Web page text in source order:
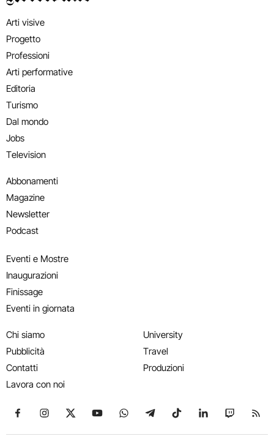
Arti visive
Progetto
Professioni
Arti performative
Editoria
Turismo
Dal mondo
Jobs
Television
Abbonamenti
Magazine
Newsletter
Podcast
Eventi e Mostre
Inaugurazioni
Finissage
Eventi in giornata
Chi siamo
Pubblicità
Contatti
Lavora con noi
University
Travel
Produzioni
Seguici su Facebook
Seguici su Instagram
Seguici su X
Seguici su YouTube
Seguici su WhatsApp
Seguici su Telegram
Seguici su TikTok
Seguici su
Seguici